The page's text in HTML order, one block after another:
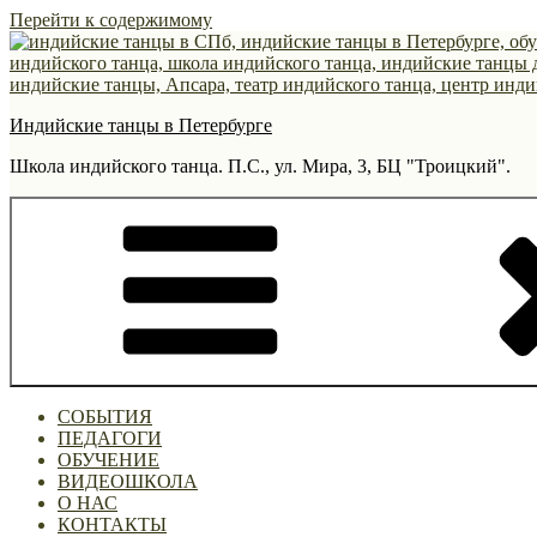
Перейти к содержимому
Индийские танцы в Петербурге
Школа индийского танца. П.С., ул. Мира, 3, БЦ "Троицкий".
СОБЫТИЯ
ПЕДАГОГИ
ОБУЧЕНИЕ
ВИДЕОШКОЛА
О НАС
КОНТАКТЫ